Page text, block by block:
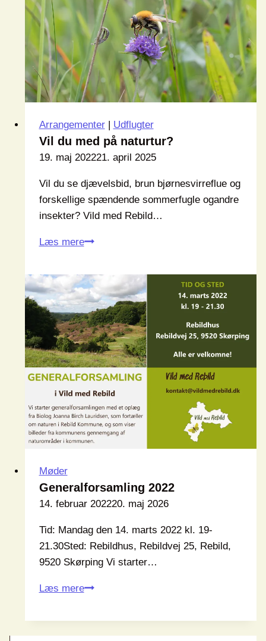
Arrangementer| Udflugter
Vil du med på naturtur?
19. maj 202221. april 2025
Vil du se djævelsbid, brun bjørnesvirreflue og
forskellige spændende sommerfugle ogandre
insekter? Vild med Rebild…
Læs mereVil
med
på
naturtur?
Møder
Generalforsamling 2022
14. februar 202220. maj 2026
Tid: Mandag den 14. marts 2022 kl. 19-
21.30Sted: Rebildhus, Rebildvej 25, Rebild,
9520 Skørping Vi starter…
Læs mereGeneralforsamling